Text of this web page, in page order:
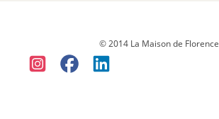
© 2014 La Maison de Florence